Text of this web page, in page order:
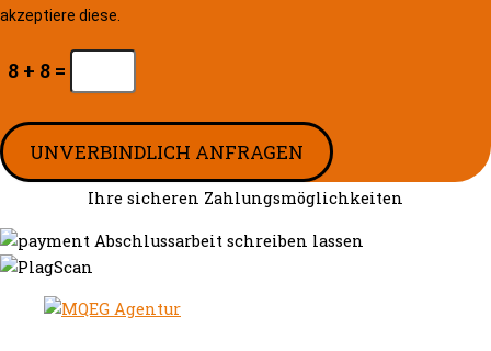
akzeptiere diese.
8 + 8 =
UNVERBINDLICH ANFRAGEN
Ihre sicheren Zahlungsmöglichkeiten